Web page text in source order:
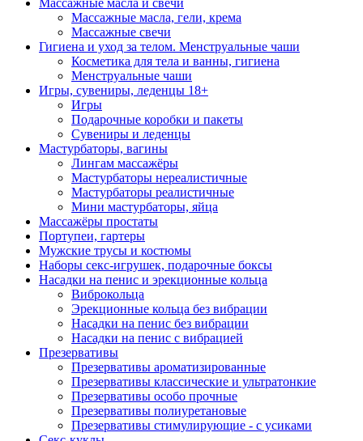
Массажные масла, гели, крема
Массажные свечи
Гигиена и уход за телом. Менструальные чаши
Косметика для тела и ванны, гигиена
Менструальные чаши
Игры, сувениры, леденцы 18+
Игры
Подарочные коробки и пакеты
Сувениры и леденцы
Мастурбаторы, вагины
Лингам массажёры
Мастурбаторы нереалистичные
Мастурбаторы реалистичные
Мини мастурбаторы, яйца
Массажёры простаты
Портупеи, гартеры
Мужские трусы и костюмы
Наборы секс-игрушек, подарочные боксы
Насадки на пенис и эрекционные кольца
Виброкольца
Эрекционные кольца без вибрации
Насадки на пенис без вибрации
Насадки на пенис с вибрацией
Презервативы
Презервативы ароматизированные
Презервативы классические и ультратонкие
Презервативы особо прочные
Презервативы полиуретановые
Презервативы стимулирующие - с усиками